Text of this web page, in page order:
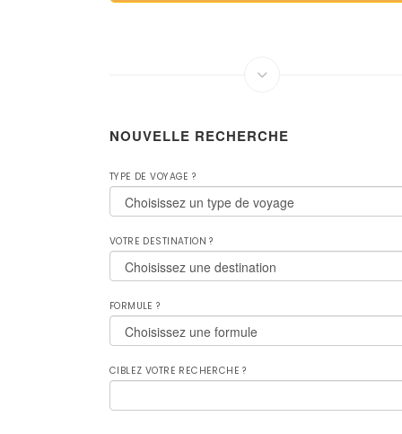
NOUVELLE RECHERCHE
TYPE DE VOYAGE ?
VOTRE DESTINATION ?
FORMULE ?
CIBLEZ VOTRE RECHERCHE ?